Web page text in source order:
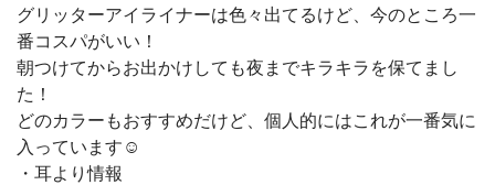
グリッターアイライナーは色々出てるけど、今のところ一
番コスパがいい！
朝つけてからお出かけしても夜までキラキラを保てまし
た！
どのカラーもおすすめだけど、個人的にはこれが一番気に
入っています☺️
・耳より情報